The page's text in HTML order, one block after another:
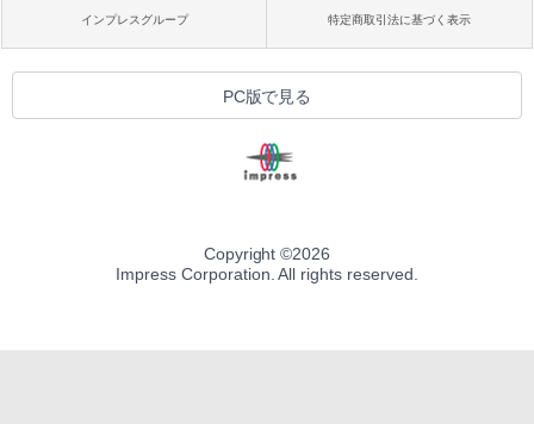
インプレスグループ 特定商取引法に基づく表示
PC版で見る
Copyright ©2026
Impress Corporation. All rights reserved.